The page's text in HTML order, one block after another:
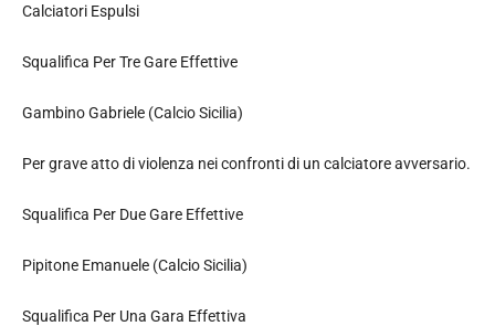
Calciatori Espulsi
Squalifica Per Tre Gare Effettive
Gambino Gabriele (Calcio Sicilia)
Per grave atto di violenza nei confronti di un calciatore avversario.
Squalifica Per Due Gare Effettive
Pipitone Emanuele (Calcio Sicilia)
Squalifica Per Una Gara Effettiva